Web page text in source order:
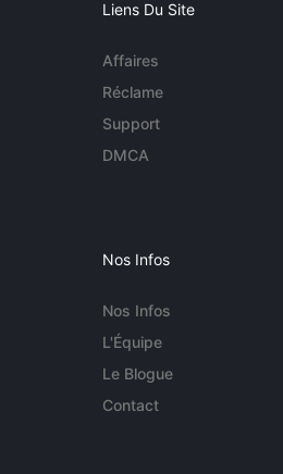
Liens Du Site
Affaires
Réclame
Support
DMCA
Nos Infos
Nos Infos
L'Équipe
Le Blogue
Contact